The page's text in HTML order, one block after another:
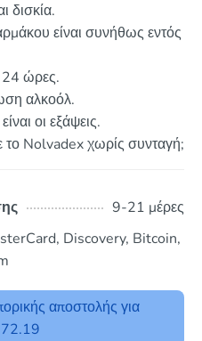
δισκία.
είναι συνήθως εντός
24 ώρες.
αλκοόλ.
οι εξάψεις.
το Nolvadex χωρίς συνταγή;
9-21 μέρες
Discovery, Bitcoin,
αποστολής για